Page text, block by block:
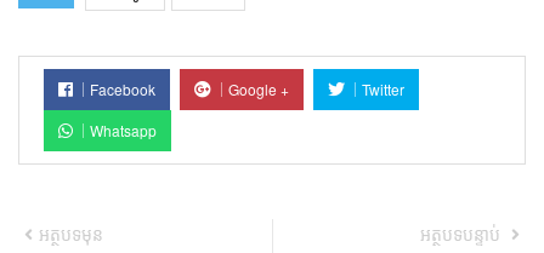
Facebook Google +
Twitter
Whatsapp
អត្ថបទមុន អត្ថបទបន្ទាប់